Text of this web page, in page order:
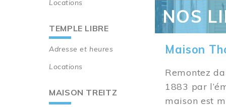
Locations
TEMPLE LIBRE
Adresse et heures
Locations
MAISON TREITZ
NOS
Maison
Remontez
1883 par
maison est